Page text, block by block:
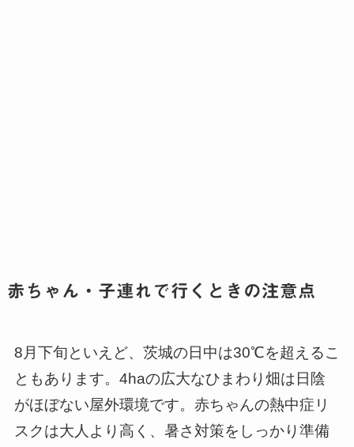
赤ちゃん・子連れで行くときの注意点
8月下旬といえど、茨城の日中は30℃を超えるこ
ともあります。4haの広大なひまわり畑は日陰
がほぼない屋外環境です。赤ちゃんの熱中症リ
スクは大人より高く、暑さ対策をしっかり準備